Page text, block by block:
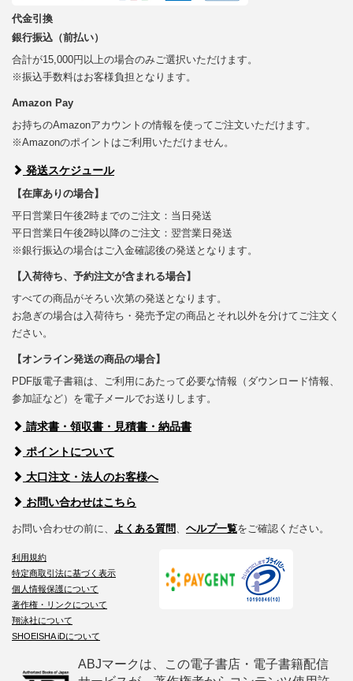
代金引換
銀行振込（前払い）
合計が15,000円以上の場合のみご選択いただけます。
※振込手数料はお客様負担となります。
Amazon Pay
お持ちのAmazonアカウントの情報を使ってご注文いただけます。
※Amazonのポイントはご利用いただけません。
発送スケジュール
【在庫ありの場合】
平日営業日午後2時までのご注文：当日発送
平日営業日午後2時以降のご注文：翌営業日発送
※銀行振込の場合はご入金確認後の発送となります。
【入荷待ち、予約注文が含まれる場合】
すべての商品がそろい次第の発送となります。
お急ぎの場合は入荷待ち・発売予定の商品とそれ以外を分けてご注文く
ださい。
【オンライン発送の商品の場合】
PDF版電子書籍は、ご利用にあたって必要な情報（ダウンロード情報、
参加証など）を電子メールでお送りします。
請求書・領収書・見積書・納品書
ポイントについて
大口注文・法人のお客様へ
お問い合わせはこちら
お問い合わせの前に、 よくある質問、 ヘルプ一覧をご確認ください。
利用規約
特定商取引法に基づく表示
個人情報保護について
著作権・リンクについて
翔泳社について
SHOEISHA iDについて
ABJマークは、この電子書店・電子書籍配信